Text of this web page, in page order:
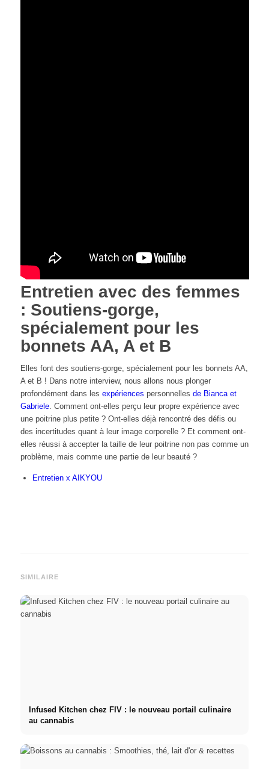
Entretien avec des femmes
: Soutiens-gorge,
spécialement pour les
bonnets AA, A et B
Elles font des soutiens-gorge, spécialement pour les bonnets AA,
A et B ! Dans notre interview, nous allons nous plonger
profondément dans les expériences personnelles de Bianca et
Gabriele. Comment ont-elles perçu leur propre expérience avec
une poitrine plus petite ? Ont-elles déjà rencontré des défis ou
des incertitudes quant à leur image corporelle ? Et comment ont-
elles réussi à accepter la taille de leur poitrine non pas comme un
problème, mais comme une partie de leur beauté ?
Entretien x AIKYOU
SIMILAIRE
Infused Kitchen chez FIV : le nouveau portail culinaire
au cannabis